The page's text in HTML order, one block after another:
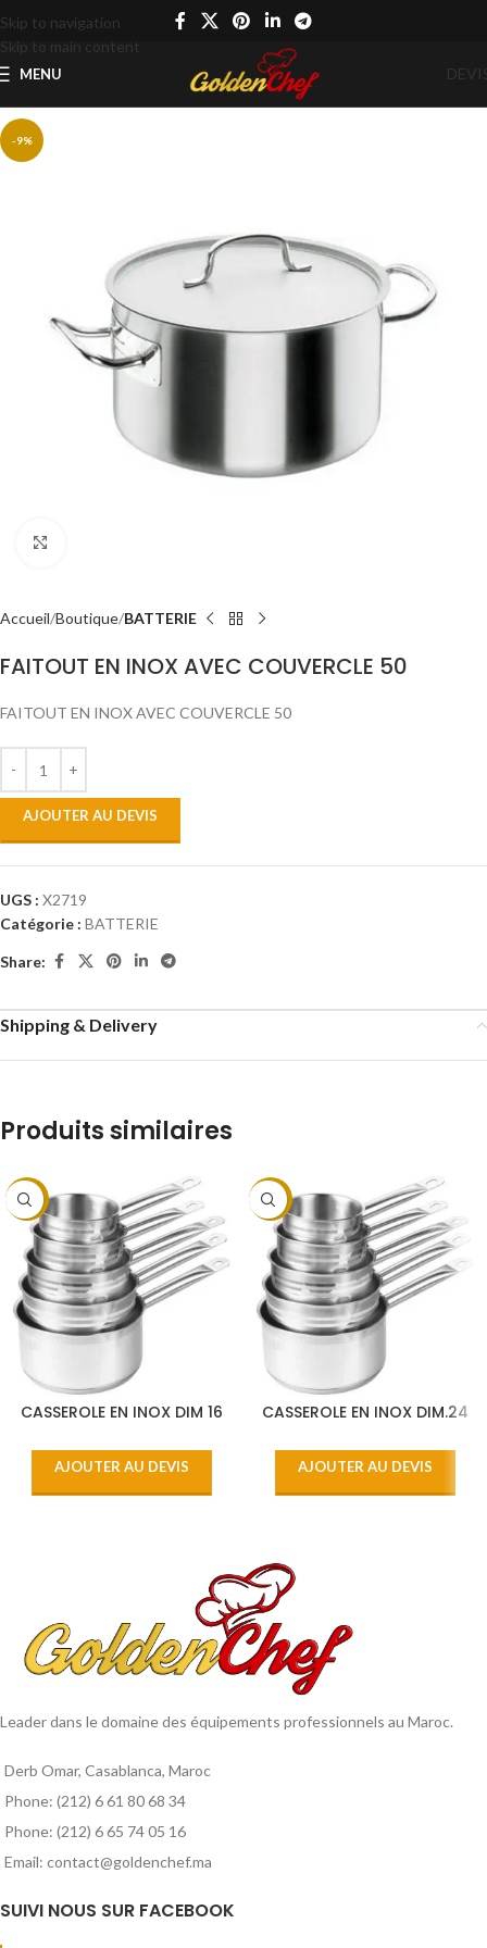
Skip to navigation
Skip to main content
MENU
-9%
Accueil Boutique BATTERIE
FAITOUT EN INOX AVEC COUVERCLE 50
FAITOUT EN INOX AVEC COUVERCLE 50
AJOUTER AU DEVIS
UGS : X2719
Catégorie : BATTERIE
Share:
Shipping & Delivery
Produits similaires
-9%
CASSEROLE EN INOX DIM 16
AJOUTER AU DEVIS
-9%
CASSEROLE EN INOX DIM.24
AJOUTER AU DEVIS
Leader dans le domaine des équipements professionnels au Maroc.
Derb Omar, Casablanca, Maroc
Phone: (212) 6 61 80 68 34
Phone: (212) 6 65 74 05 16
Email: contact@goldenchef.ma
SUIVI NOUS SUR FACEBOOK